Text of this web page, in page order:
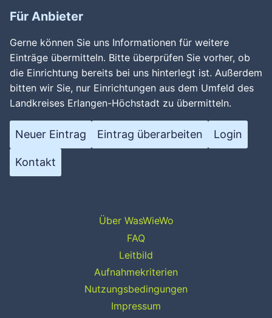
Für Anbieter
Gerne können Sie uns Informationen für weitere
Einträge übermitteln. Bitte überprüfen Sie vorher, ob
die Einrichtung bereits bei uns hinterlegt ist. Außerdem
bitten wir Sie, nur Einrichtungen aus dem Umfeld des
Landkreises Erlangen-Höchstadt zu übermitteln.
Neuer Eintrag Eintrag überarbeiten Login
Kontakt
Über WasWieWo
FAQ
Leitbild
Aufnahmekriterien
Nutzungsbedingungen
Impressum